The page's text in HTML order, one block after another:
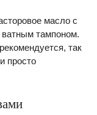
масло с
ватным тампоном.
так
просто